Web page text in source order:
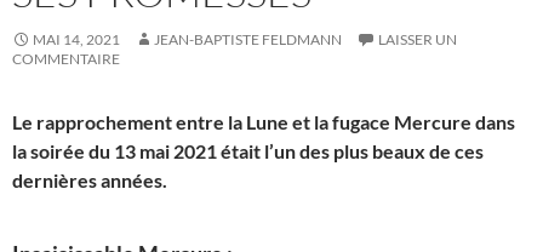
MAI 14, 2021 JEAN-BAPTISTE FELDMANN
LAISSER UN
COMMENTAIRE
Le rapprochement entre la Lune et la fugace Mercure dans
la soirée du 13 mai 2021 était l’un des plus beaux de ces
dernières années.